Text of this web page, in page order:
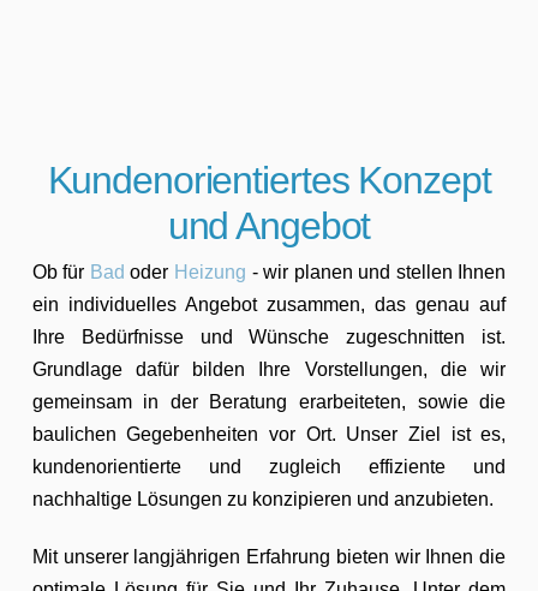
Kundenorientiertes Konzept
und Angebot
Ob für Badoder Heizung - wir planen und stellen Ihnen
ein individuelles Angebot zusammen, das genau auf
Ihre Bedürfnisse und Wünsche zugeschnitten ist.
Grundlage dafür bilden Ihre Vorstellungen, die wir
gemeinsam in der Beratung erarbeiteten, sowie die
baulichen Gegebenheiten vor Ort. Unser Ziel ist es,
kundenorientierte und zugleich effiziente und
nachhaltige Lösungen zu konzipieren und anzubieten.
Mit unserer langjährigen Erfahrung bieten wir Ihnen die